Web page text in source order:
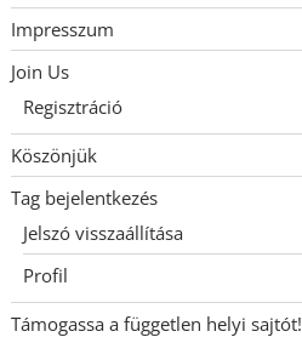
Impresszum
Join Us
Regisztráció
Köszönjük
Tag bejelentkezés
Jelszó visszaállítása
Profil
Támogassa a független helyi sajtót!